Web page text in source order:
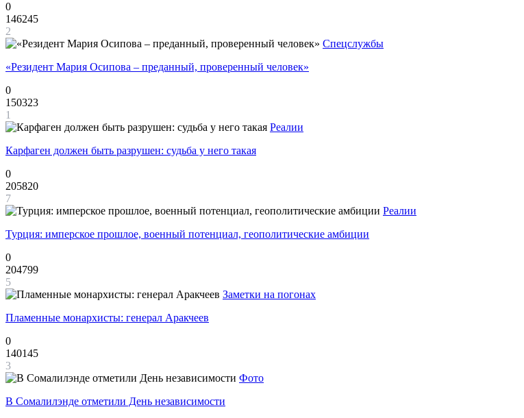
0
146245
2
Спецслужбы
«Резидент Мария Осипова – преданный, проверенный человек»
0
150323
1
Реалии
Карфаген должен быть разрушен: судьба у него такая
0
205820
7
Реалии
Турция: имперское прошлое, военный потенциал, геополитические амбиции
0
204799
5
Заметки на погонах
Пламенные монархисты: генерал Аракчеев
0
140145
3
Фото
В Сомалилэнде отметили День независимости